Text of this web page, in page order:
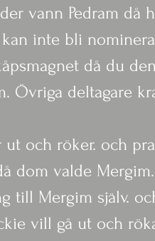
vann Pedram då
inte bli
då du
Övriga deltagare
ut och röker. och
dom valde Mergim.
till Mergim själv.
vill gå ut och